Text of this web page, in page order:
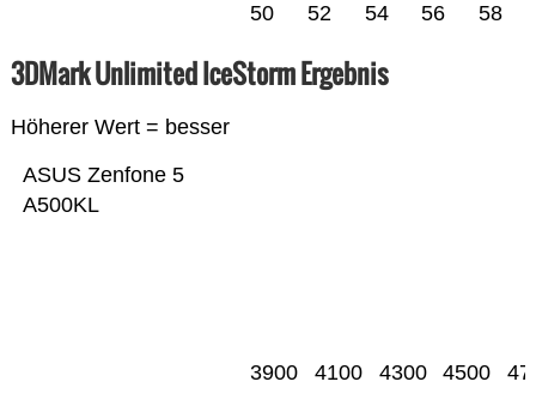
50 52 54 56 58
3DMark Unlimited IceStorm Ergebnis
Höherer Wert = besser
ASUS Zenfone 5
A500KL
3900 4100 4300 4500